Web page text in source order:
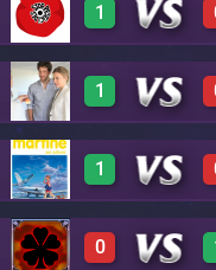
3 A12
1
3 A12
1
3 A12
1
3 A12
0